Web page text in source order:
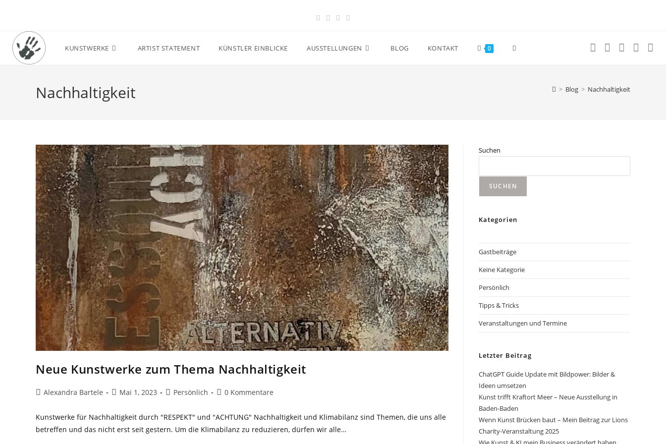
springen
KUNSTWERKE ARTIST STATEMENT KÜNSTLER EINBLICKE AUSSTELLUNGEN BLOG KONTAKT 0 Website-
Nachhaltigkeit > Blog > Nachhaltigkeit
Neue Kunstwerke zum Thema Nachhaltigkeit
Beitrags-
Alexandra Bartele
Beitrag
Mai 1, 2023
Beitrags-
Persönlich
Beitrags-
0 Kommentare
Kunstwerke für Nachhaltigkeit durch "RESPEKT" und "ACHTUNG" Nachhaltigkeit und Klimabilanz sind Themen, die uns alle
betreffen und das nicht erst seit gestern. Um die Klimabilanz zu reduzieren, dürfen wir alle…
Suchen
SUCHEN
Kategorien
Gastbeiträge
Keine Kategorie
Persönlich
Tipps & Tricks
Veranstaltungen und Termine
Letzter Beitrag
ChatGPT Guide Update mit Bildpower: Bilder &
Ideen umsetzen
Kunst trifft Kraftort Meer – Neue Ausstellung in
Baden-Baden
Wenn Kunst Brücken baut – Mein Beitrag zur Lions
Charity-Veranstaltung 2025